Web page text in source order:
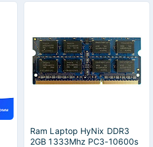
Ram Laptop HyNix DDR3
2GB 1333Mhz PC3-10600s